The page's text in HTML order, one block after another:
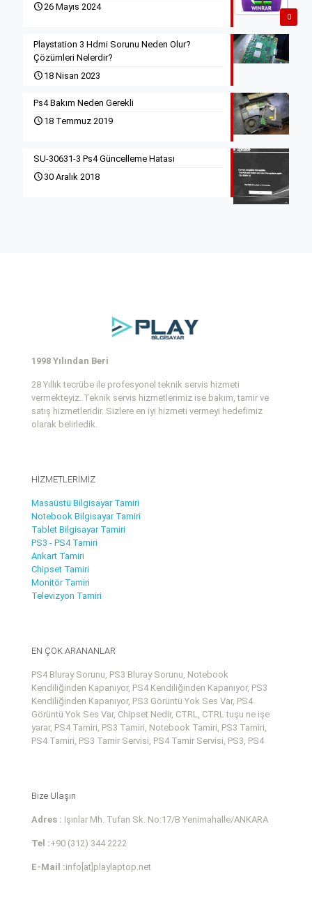
0
26 Mayıs 2024
Playstation 3 Hdmi Sorunu Neden Olur?
Çözümleri Nelerdir?
18 Nisan 2023
Ps4 Bakım Neden Gerekli
18 Temmuz 2019
SU-30631-3 Ps4 Güncelleme Hatası
30 Aralık 2018
1998 Yılından Beri
28 Yıllık tecrübe ile profesyonel teknik servis hizmeti
vermekteyiz. Teknik servis hizmetlerimiz ise bakım, tamir ve
satış hizmetleridir. Sizlere en iyi hizmeti vermeyi hedefimiz
olarak belirledik.
HİZMETLERİMİZ
Masaüstü Bilgisayar Tamiri
Notebook Bilgisayar Tamiri
Tablet Bilgisayar Tamiri
PS3 - PS4 Tamiri
Ankart Tamiri
Chipset Tamiri
Monitör Tamiri
Televizyon Tamiri
EN ÇOK ARANANLAR
PS4 Bluray Sorunu, PS3 Bluray Sorunu, Notebook
Kendiliğinden Kapanıyor, PS4 Kendiliğinden Kapanıyor, PS3
Kendiliğinden Kapanıyor, PS3 Görüntü Yok Ses Var, PS4
Görüntü Yok Ses Var, Chipset Nedir, CTRL, CTRL tuşu ne işe
yarar, PS4 Tamiri, PS3 Tamiri, Notebook Tamiri, PS3 Tamiri,
PS4 Tamiri, PS3 Tamir Servisi, PS4 Tamir Servisi, PS3, PS4
Bize Ulaşın
Adres : Işınlar Mh. Tufan Sk. No:17/B Yenimahalle/ANKARA
Tel :+90 (312) 344 2222
E-Mail :info[at]playlaptop.net